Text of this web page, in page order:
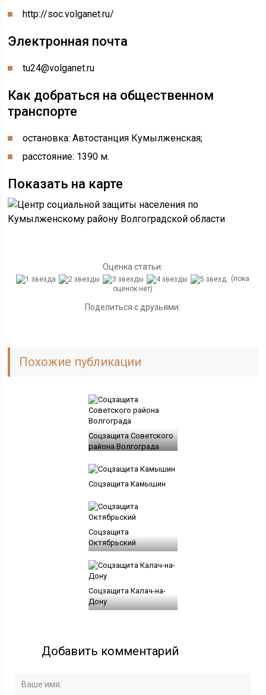
http://soc.volganet.ru/
Электронная почта
tu24@volganet.ru
Как добраться на общественном
транспорте
остановка: Автостанция Кумылженская;
расстояние: 1390 м.
Показать на карте
Оценка статьи:
(пока
оценок нет)
Поделиться с друзьями:
Похожие публикации
Соцзащита Советского
района Волгограда
Соцзащита Камышин
Соцзащита
Октябрьский
Соцзащита Калач-на-
Дону
Добавить комментарий